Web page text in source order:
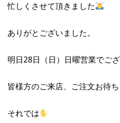
忙しくさせて頂きました
ありがとございました。
明日28日（日）日曜営業でござ
皆様方のご来店、ご注文お待ち
それでは